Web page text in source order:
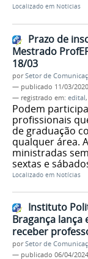
Localizado em Notícias
Prazo de
Mestrado
18/03
porSetor de
— publicado 11/03/2020
— registrado em: edital,
Podem
profissionais
de graduação
qualquer área.
ministradas
sextas e
Localizado em Notícias
Instituto
Bragança lança
receber
porSetor de
— publicado 06/04/2024